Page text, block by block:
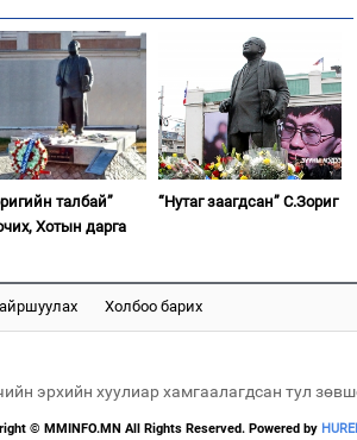
талбай”
Хотын дарга
“Нутаг заагдсан” С.Зориг
Холбоо барих
эрхийн хуулиар хамгаалагдсан тул
© MMINFO.MN All Rights Reserved. Powered by